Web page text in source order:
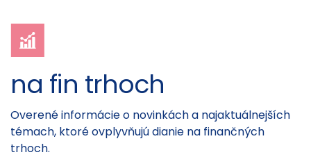
na fin trhoch
Overené informácie o novinkách a najaktuálnejších
témach, ktoré ovplyvňujú dianie na finančných
trhoch.